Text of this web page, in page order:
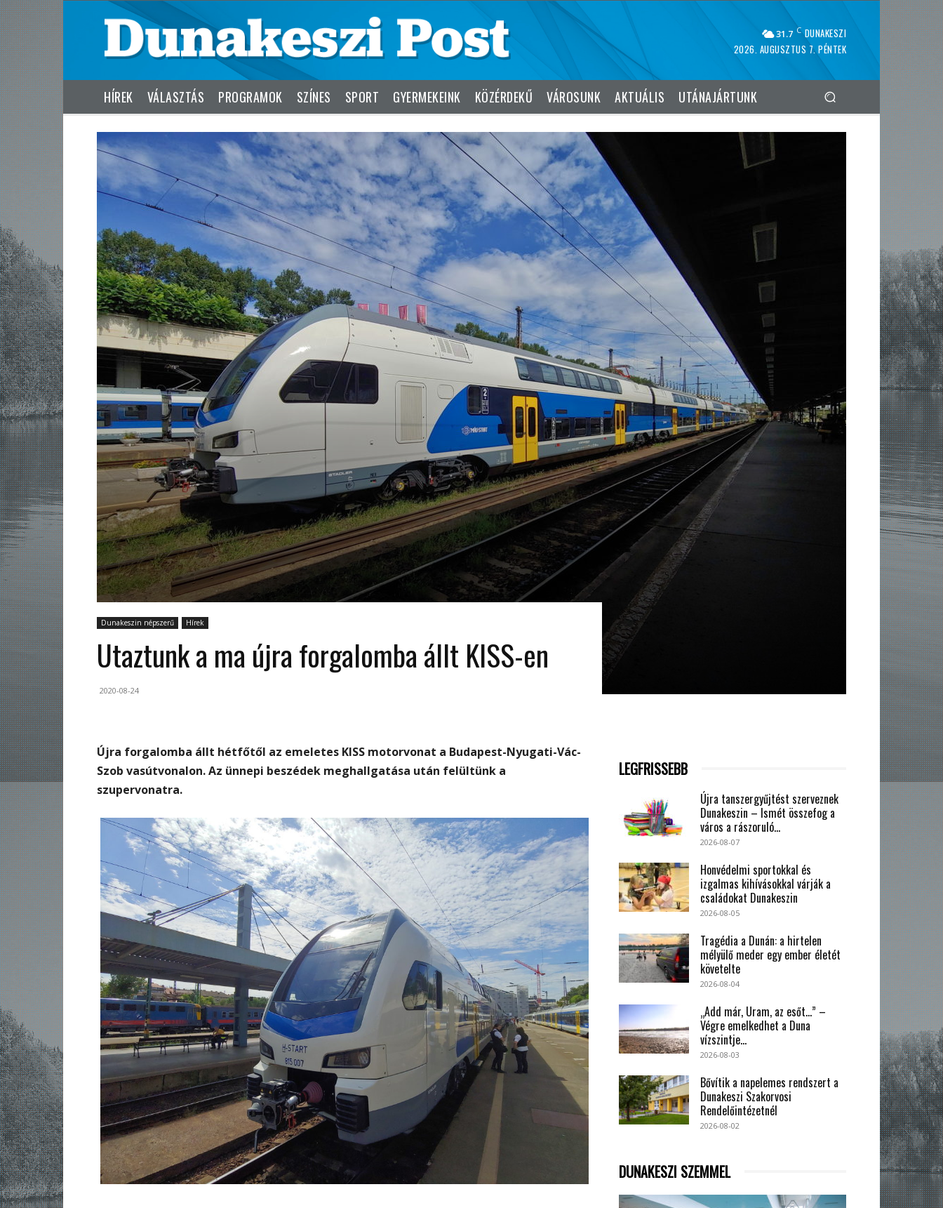
31.7 C DUNAKESZI
2026. AUGUSZTUS 7. PÉNTEK
HÍREK VÁLASZTÁS PROGRAMOK SZÍNES SPORT GYERMEKEINK KÖZÉRDEKŰ VÁROSUNK AKTUÁLIS UTÁNAJÁRTUNK
Dunakeszin népszerű Hírek
Utaztunk a ma újra forgalomba állt KISS-en
2020-08-24
Újra forgalomba állt hétfőtől az emeletes KISS motorvonat a Budapest-Nyugati-Vác-
Szob vasútvonalon. Az ünnepi beszédek meghallgatása után felültünk a
szupervonatra.
LEGFRISSEBB
Újra tanszergyűjtést szerveznek
Dunakeszin – Ismét összefog a
város a rászoruló...
2026-08-07
Honvédelmi sportokkal és
izgalmas kihívásokkal várják a
családokat Dunakeszin
2026-08-05
Tragédia a Dunán: a hirtelen
mélyülő meder egy ember életét
követelte
2026-08-04
„Add már, Uram, az esőt…” –
Végre emelkedhet a Duna
vízszintje...
2026-08-03
Bővítik a napelemes rendszert a
Dunakeszi Szakorvosi
Rendelőintézetnél
2026-08-02
DUNAKESZI SZEMMEL